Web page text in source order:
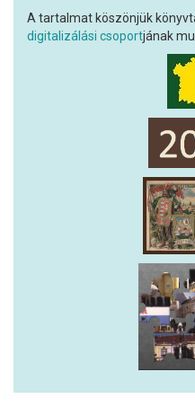
A tartalmat köszönjük
digitalizálási csoportjának